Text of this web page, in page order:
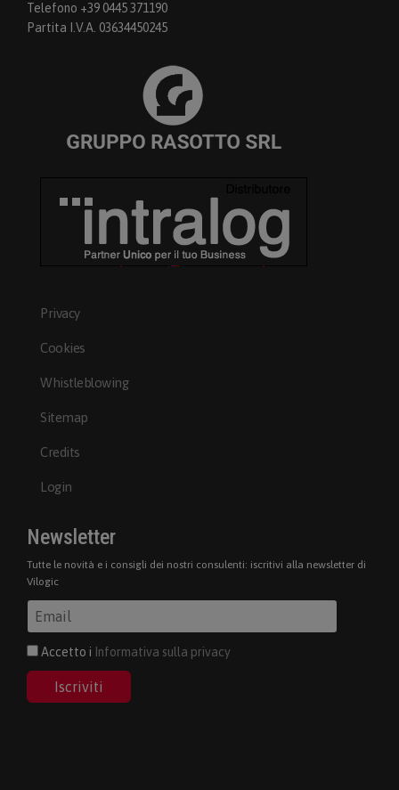
Telefono +39 0445 371190
Partita I.V.A. 03634450245
Privacy
Cookies
Whistleblowing
Sitemap
Credits
Login
Newsletter
Tutte le novità e i consigli dei nostri consulenti: iscritivi alla newsletter di
Vilogic
Accetto i Informativa sulla privacy
Iscriviti